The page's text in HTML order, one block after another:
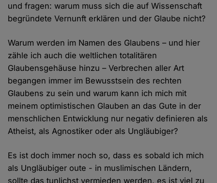
und fragen: warum muss sich die auf Wissenschaft
begründete Vernunft erklären und der Glaube nicht?
Warum werden im Namen des Glaubens – und hier
zähle ich auch die weltlichen totalitären
Glaubensgehäuse hinzu – Verbrechen aller Art
begangen immer im Bewusstsein des rechten
Glaubens zu sein und warum kann ich mich mit
meinem optimistischen Glauben an das Gute in der
menschlichen Entwicklung nur negativ definieren als
Atheist, als Agnostiker oder als Ungläubiger?
Es ist doch immer noch so, dass es sobald ich mich
als Ungläubiger oute - in muslimischen Ländern,
sollte das tunlichst vermieden werden, es ist viel zu